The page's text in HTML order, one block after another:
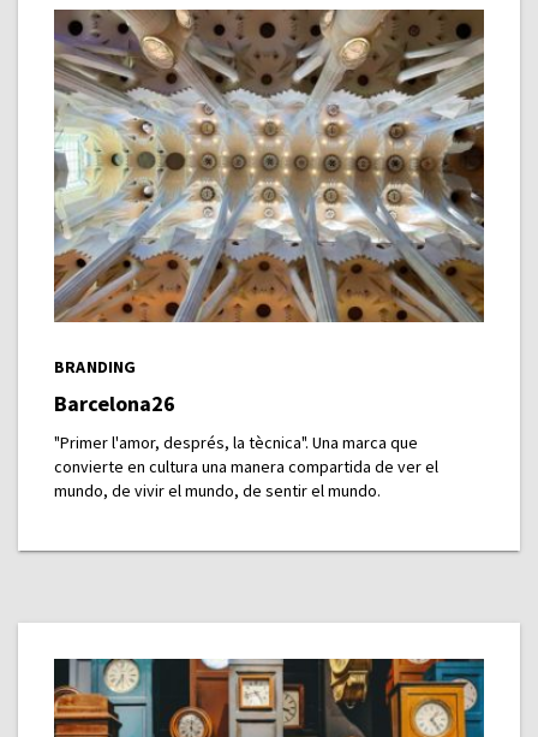
BRANDING
Barcelona26
"Primer l'amor, després, la tècnica". Una marca que
convierte en cultura una manera compartida de ver el
mundo, de vivir el mundo, de sentir el mundo.